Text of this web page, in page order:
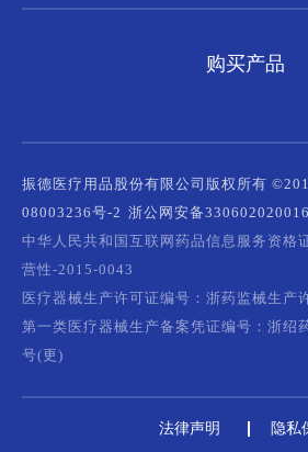
购买产品
振德医疗用品股份有限公司版权所有
08003236号-2 浙公网安备
中华人民共和国互联网药品信息服务资格
营性-2015-0043
医疗器械生产许可证编号：浙药监械生产
第一类医疗器械生产备案凭证编号：浙绍
号(更)
法律声明 隐私